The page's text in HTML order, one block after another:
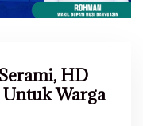
HD
Untuk Warga